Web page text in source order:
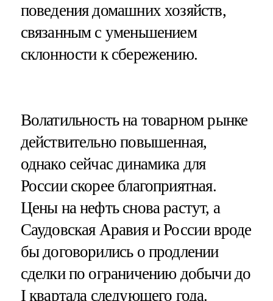
поведения домашних хозяйств,
связанным с уменьшением
склонности к сбережению.
Волатильность на товарном рынке
действительно повышенная,
однако сейчас динамика для
России скорее благоприятная.
Цены на нефть снова растут, а
Саудовская Аравия и России вроде
бы договорились о продлении
сделки по ограничению добычи до
I квартала следующего года.